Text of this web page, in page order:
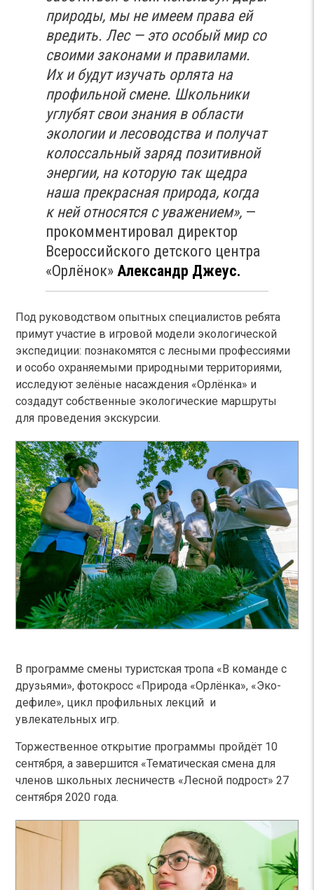
природы, мы не имеем права ей
вредить. Лес — это особый мир со
своими законами и правилами.
Их и будут изучать орлята на
профильной смене. Школьники
углубят свои знания в области
экологии и лесоводства и получат
колоссальный заряд позитивной
энергии, на которуютак щедра
наша прекрасная природа, когда
к ней относятся с уважением», —
прокомментировал директор
Всероссийского детского центра
«Орлёнок» Александр Джеус.
Под руководством опытных специалистов ребята
примут участие в игровой модели экологической
экспедиции: познакомятся с лесными профессиями
и особо охраняемыми природными территориями,
исследуют зелёные насаждения «Орлёнка» и
создадут собственные экологические маршруты
для проведения экскурсии.
В программе смены туристская тропа «В команде с
друзьями», фотокросс «Природа «Орлёнка», «Эко-
дефиле», цикл профильных лекций и
увлекательных игр.
Торжественное открытие программы пройдёт 10
сентября, а завершится «Тематическая смена для
членов школьных лесничеств «Лесной подрост» 27
сентября 2020 года.